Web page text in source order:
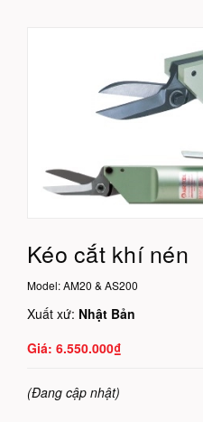
Kéo cắt khí nén
Model:AM20 & AS200
Xuất xứ: Nhật Bản
6.550.000₫
(Đang cập nhật)